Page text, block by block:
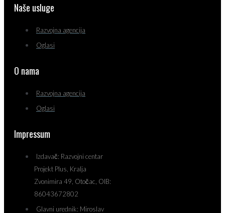
Naše usluge
Razvojna agencija
Oglasi
O nama
Razvojna agencija
Oglasi
Impressum
Izdavač: Razvojni centar
Projekt Plus, Kralja
Zvonimira 49, Otočac, OIB:
86043672802
Glavni urednik: Miroslav